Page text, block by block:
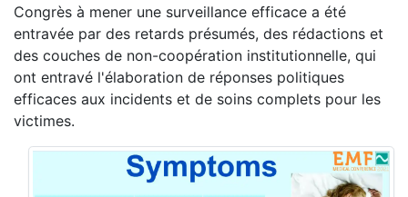
Congrès à mener une surveillance efficace a été
entravée par des retards présumés, des rédactions et
des couches de non-coopération institutionnelle, qui
ont entravé l'élaboration de réponses politiques
efficaces aux incidents et de soins complets pour les
victimes.